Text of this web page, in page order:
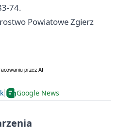
74.
Powiatowe Zgierz
Google News